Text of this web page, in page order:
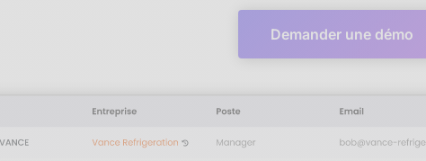
Demander une démo